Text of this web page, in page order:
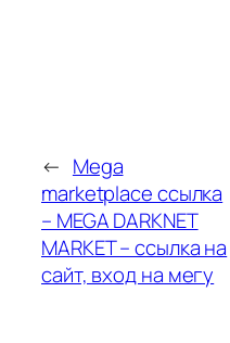
← Mega
marketplace ссылка
– MEGA DARKNET
MARKET – ссылка на
сайт, вход на мегу